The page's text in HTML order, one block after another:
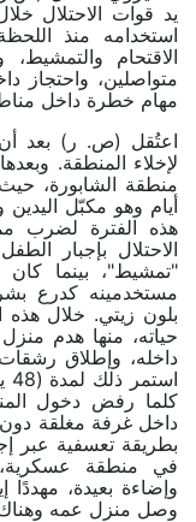
يد قوات الاحتلال
استخدامه منذ
الاقتحام
متواصلين، واحتجاز
مهام خطرة داخل مناطق
اعتُقل (ص. ر) بعد أن
لإخلاء المنطقة.
منطقة الشابورة،
أيام وهو مكبّل
هذه الفترة لضرب
الاحتلال بإجبار
مستخدمينه كدرع
بلون زيتي. خلال
حياته، منها هدم
داخله، وإطلاق
كلما رفض دخول
داخل غرفة مغلقة
في منطقة عسكرية،
وإضاءة بعيدة، مهددًا
وصل منزل عمه